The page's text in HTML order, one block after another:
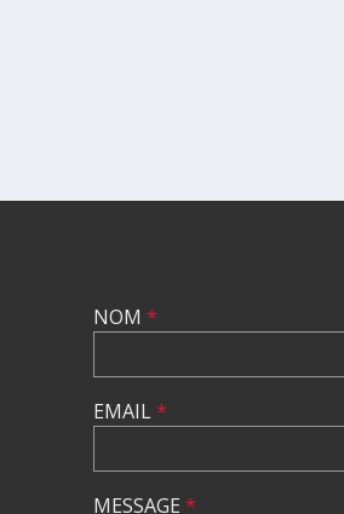
NOM *
EMAIL*
MESSAGE *